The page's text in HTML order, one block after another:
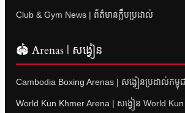
Club & Gym News | ព័ត៌មានក្លឹបប្រដាល់
🏟 Arenas | សង្វៀន
Cambodia Boxing Arenas | សង្វៀនប្រដាល់កម្ពុជ
World Kun Khmer Arena | សង្វៀន World